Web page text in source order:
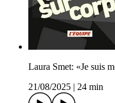
Laura Smet: «Je suis
21/08/2025
24 min